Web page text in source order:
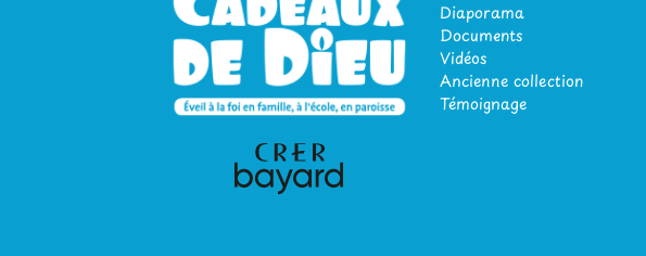
Diaporama
Documents
Vidéos
Ancienne collection
Témoignage